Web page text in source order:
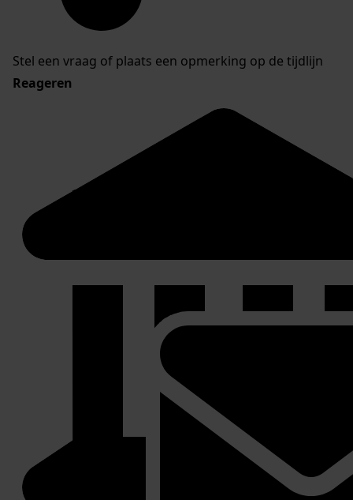
Stel een vraag of plaats een opmerking op de tijdlijn
Reageren